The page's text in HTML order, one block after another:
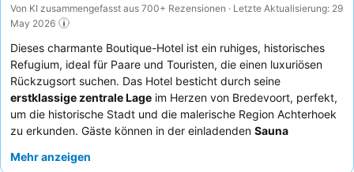
Von KI zusammengefasst aus 700+ Rezensionen · Letzte Aktualisierung: 29
May 2026
Dieses charmante Boutique-Hotel ist ein ruhiges, historisches
Refugium, ideal für Paare und Touristen, die einen luxuriösen
Rückzugsort suchen. Das Hotel besticht durch seine
erstklassige zentrale Lage im Herzen von Bredevoort, perfekt,
um die historische Stadt und die malerische Region Achterhoek
zu erkunden. Gäste können in der einladenden Sauna
darunter eine Dachterrasse mit schöner Aussicht. Das
Mehr anzeigen